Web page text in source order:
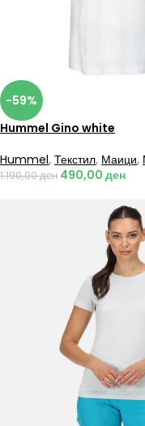
-59%
Hummel Gino white
Hummel, Текстил, Маици,
1.190,00ден 490,00 ден